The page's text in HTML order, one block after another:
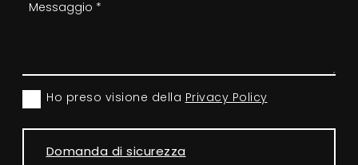
Ho preso visione della Privacy Policy
Domanda di sicurezza